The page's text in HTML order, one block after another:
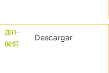
2011-
04-07
Descargar